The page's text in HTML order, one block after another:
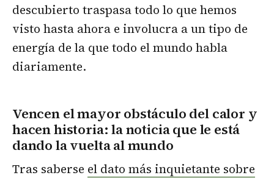
descubierto traspasa todo lo que hemos
visto hasta ahora e involucra a un tipo de
energía de la que todo el mundo habla
diariamente.
Vencen el mayor obstáculo del calor y
hacen historia: la noticia que le está
dando la vuelta al mundo
Tras saberse el dato más inquietante sobre